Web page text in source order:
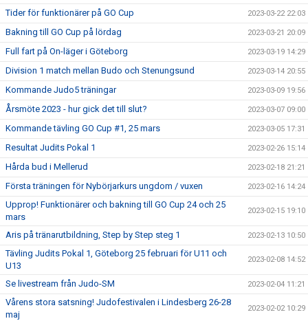
Tider för funktionärer på GO Cup 2023-03-22 22:03
Bakning till GO Cup på lördag 2023-03-21 20:09
Full fart på On-läger i Göteborg 2023-03-19 14:29
Division 1 match mellan Budo och Stenungsund 2023-03-14 20:55
Kommande Judo5 träningar 2023-03-09 19:56
Årsmöte 2023 - hur gick det till slut? 2023-03-07 09:00
Kommande tävling GO Cup #1, 25 mars 2023-03-05 17:31
Resultat Judits Pokal 1 2023-02-26 15:14
Hårda bud i Mellerud 2023-02-18 21:21
Första träningen för Nybörjarkurs ungdom / vuxen 2023-02-16 14:24
Upprop! Funktionärer och bakning till GO Cup 24 och 25
mars
2023-02-15 19:10
Aris på tränarutbildning, Step by Step steg 1 2023-02-13 10:50
Tävling Judits Pokal 1, Göteborg 25 februari för U11 och
U13
2023-02-08 14:52
Se livestream från Judo-SM 2023-02-04 11:21
Vårens stora satsning! Judofestivalen i Lindesberg 26-28
maj
2023-02-02 10:29